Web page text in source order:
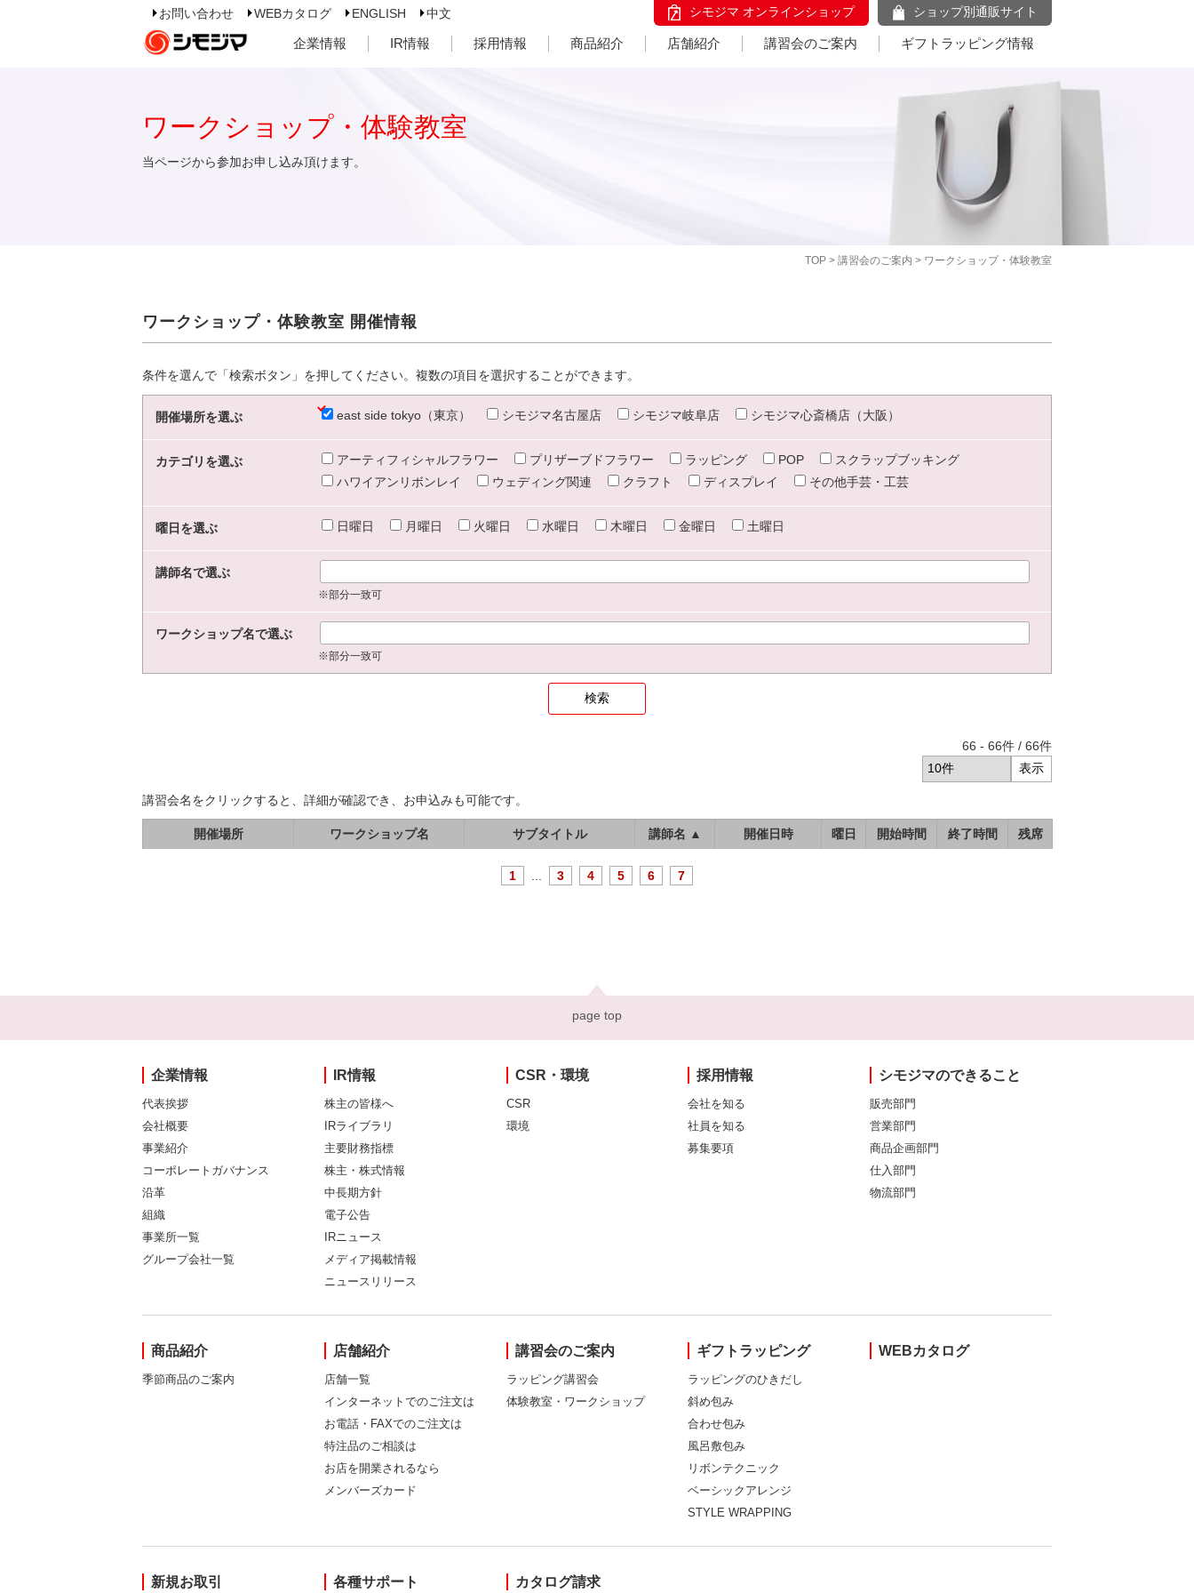
お問い合わせ WEBカタログ ENGLISH 中文 シモジマ オンラインショップ ショップ別通販サイト
企業情報 IR情報 採用情報 商品紹介 店舗紹介 講習会のご案内 ギフトラッピング情報
TOP > 講習会のご案内 > ワークショップ・体験教室
ワークショップ・体験教室
当ページから参加お申し込み頂けます。
ワークショップ・体験教室 開催情報
条件を選んで「検索ボタン」を押してください。複数の項目を選択することができます。
開催場所を選ぶ east side tokyo（東京） シモジマ名古屋店 シモジマ岐阜店 シモジマ心斎橋店（大阪）
カテゴリを選ぶ アーティフィシャルフラワー プリザーブドフラワー ラッピング POP
スクラップブッキング
ハワイアンリボンレイ
ウェディング関連 クラフト ディスプレイ その他手芸・工芸
曜日を選ぶ 日曜日 月曜日 火曜日 水曜日 木曜日 金曜日 土曜日
講師名で選ぶ
※部分一致可
ワークショップ名で選ぶ
※部分一致可
66 - 66件 / 66件
講習会名をクリックすると、詳細が確認でき、お申込みも可能です。
開催場所 ワークショップ名 サブタイトル 講師名 ▲ 開催日時 曜日 開始時間 終了時間 残席
1 3 4 5 6 7
page top
企業情報
代表挨拶
会社概要
事業紹介
コーポレートガバナンス
沿革
組織
事業所一覧
グループ会社一覧
IR情報
株主の皆様へ
IRライブラリ
主要財務指標
株主・株式情報
中長期方針
電子公告
IRニュース
メディア掲載情報
ニュースリリース
CSR・環境
CSR
環境
採用情報
会社を知る
社員を知る
募集要項
シモジマのできること
販売部門
営業部門
商品企画部門
仕入部門
物流部門
商品紹介
季節商品のご案内
店舗紹介
店舗一覧
インターネットでのご注文は
お電話・FAXでのご注文は
特注品のご相談は
お店を開業されるなら
メンバーズカード
講習会のご案内
ラッピング講習会
体験教室・ワークショップ
ギフトラッピング
ラッピングのひきだし
斜め包み
合わせ包み
風呂敷包み
リボンテクニック
ベーシックアレンジ
STYLE WRAPPING
WEBカタログ
新規お取引 各種サポート カタログ請求